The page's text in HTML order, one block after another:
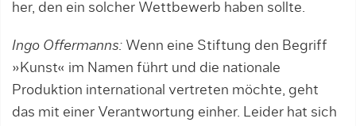
her, den ein solcher Wettbewerb haben sollte.
Ingo Offermanns: Wenn eine Stiftung den Begriff
»Kunst« im Namen führt und die nationale
Produktion international vertreten möchte, geht
das mit einer Verantwortung einher. Leider hat sich